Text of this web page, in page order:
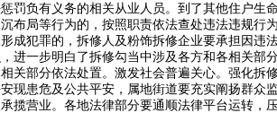
负有义务的相关从业人员。到了其他住户生
局等行为的，按照职责依法查处违法违规行
犯罪的，拆修人及粉饰拆修企业要承担因违
一步明白了拆修勾当中涉及各方和各相关部
部分依法处置。激发社会普遍关心。强化拆
患危及公共平安，属地街道要充实阐扬群众
营业。各地法律部分要通顺法律平台运转，